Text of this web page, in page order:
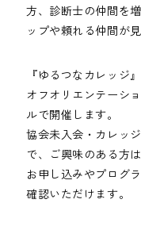
方、診断士の仲間を
ップや頼れる仲間が
『ゆるつなカレッジ
オフオリエンテーシ
ルで開催します。
協会未入会・カレッ
で、ご興味のある方
お申し込みやプログ
確認いただけます。